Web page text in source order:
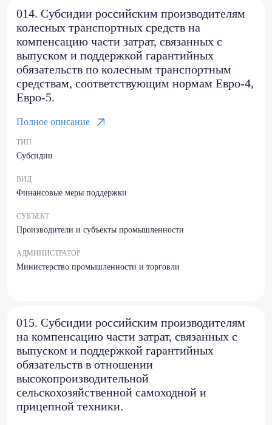
014. Субсидии российским производителям
колесных транспортных средств на
компенсацию части затрат, связанных с
выпуском и поддержкой гарантийных
обязательств по колесным транспортным
средствам, соответствующим нормам Евро-4,
Евро-5.
Полное описание
ТИП
Субсидии
ВИД
Финансовые меры поддержки
СУБЪЕКТ
Производители и субъекты промышленности
АДМИНИСТРАТОР
Министерство промышленности и торговли
015. Субсидии российским производителям
на компенсацию части затрат, связанных с
выпуском и поддержкой гарантийных
обязательств в отношении
высокопроизводительной
сельскохозяйственной самоходной и
прицепной техники.